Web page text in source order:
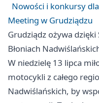
Nowości i konkursy
Meeting w Grudziądzu
Grudziądz ożywa
Błoniach
W niedzielę 13 lipca
motocykli z całego
Nadwiślańskich, by